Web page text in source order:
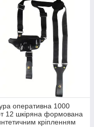
оперативна 1000
12 шкіряна формована
кріпленням